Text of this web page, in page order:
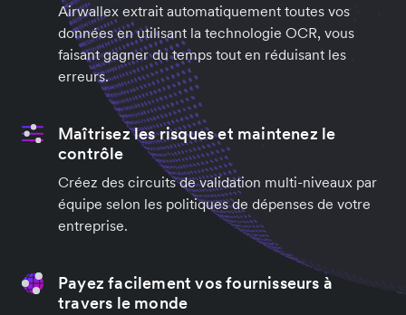
Airwallex extrait automatiquement toutes vos
données en utilisant la technologie OCR, vous
faisant gagner du temps tout en réduisant les
erreurs.
Maîtrisez les risques et maintenez le
contrôle
Créez des circuits de validation multi-niveaux par
équipe selon les politiques de dépenses de votre
entreprise.
Payez facilement vos fournisseurs à
travers le monde